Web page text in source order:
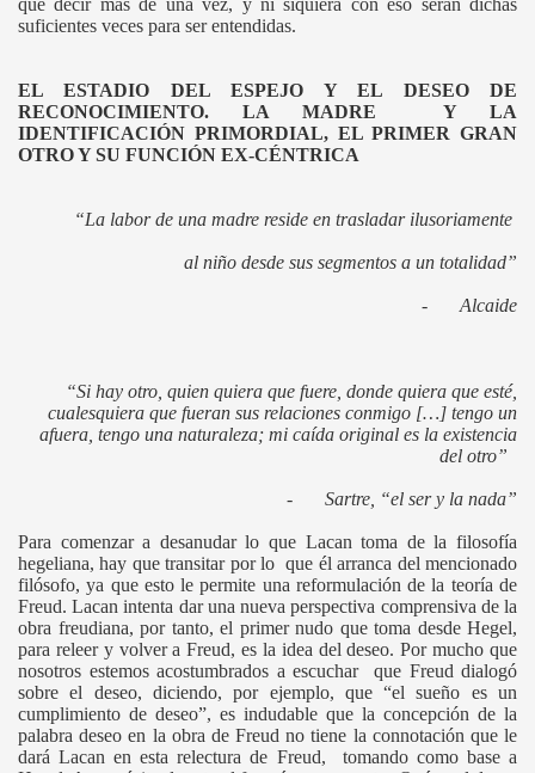
que decir más de una vez, y ni siquiera con eso serán dichas
suficientes veces para ser entendidas.
EL ESTADIO DEL ESPEJO Y EL DESEO DE
RECONOCIMIENTO. LA MADRE Y LA
IDENTIFICACIÓN PRIMORDIAL, EL PRIMER GRAN
OTRO Y SU FUNCIÓN EX-CÉNTRICA
“La labor de una madre reside en trasladar ilusoriamente
al niño desde sus segmentos a un totalidad”
- Alcaide
“Si hay otro, quien quiera que fuere, donde quiera que esté,
cualesquiera que fueran sus relaciones conmigo […] tengo un
afuera, tengo una naturaleza; mi caída original es la existencia
del otro”
- Sartre, “el ser y la nada”
Para comenzar a desanudar lo que Lacan toma de la filosofía
hegeliana, hay que transitar por lo que él arranca del mencionado
filósofo, ya que esto le permite una reformulación de la teoría de
Freud. Lacan intenta dar una nueva perspectiva comprensiva de la
obra freudiana, por tanto, el primer nudo que toma desde Hegel,
para releer y volver a Freud, es la idea del deseo. Por mucho que
nosotros estemos acostumbrados a escuchar que Freud dialogó
sobre el deseo, diciendo, por ejemplo, que “el sueño es un
cumplimiento de deseo”, es indudable que la concepción de la
palabra deseo en la obra de Freud no tiene la connotación que le
dará Lacan en esta relectura de Freud, tomando como base a